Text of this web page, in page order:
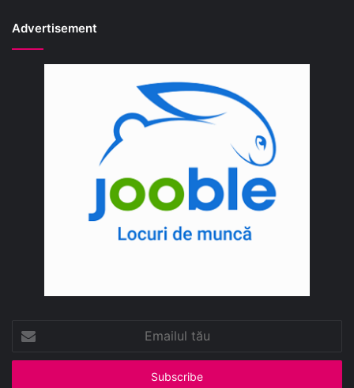
Advertisement
tău